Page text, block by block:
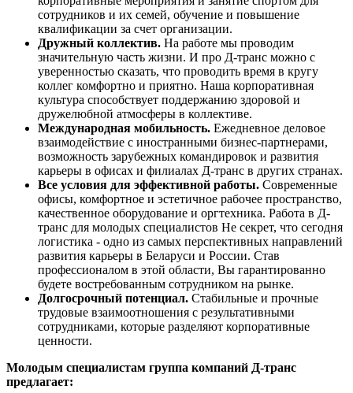
сотрудников и их семей, обучение и повышение
квалификации за счет организации.
Дружный коллектив. На работе мы проводим
значительную часть жизни. И про Д-транс можно с
уверенностью сказать, что проводить время в кругу
коллег комфортно и приятно. Наша корпоративная
культура способствует поддержанию здоровой и
дружелюбной атмосферы в коллективе.
Международная мобильность. Ежедневное деловое
взаимодействие с иностранными бизнес-партнерами,
возможность зарубежных командировок и развития
карьеры в офисах и филиалах Д-транс в других странах.
Все условия для эффективной работы. Современные
офисы, комфортное и эстетичное рабочее пространство,
качественное оборудование и оргтехника. Работа в Д-
транс для молодых специалистов Не секрет, что сегодня
логистика - одно из самых перспективных направлений
развития карьеры в Беларуси и России. Став
профессионалом в этой области, Вы гарантированно
будете востребованным сотрудником на рынке.
Долгосрочный потенциал. Стабильные и прочные
трудовые взаимоотношения с результативными
сотрудниками, которые разделяют корпоративные
ценности.
Молодым специалистам группа компаний Д-транс
предлагает: